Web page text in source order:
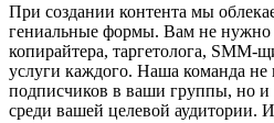
При создании контента мы
гениальные формы. Вам не нужно
копирайтера, таргетолога, SMM-
услуги каждого. Наша команда не
подписчиков в ваши группы, но и
среди вашей целевой аудитории.